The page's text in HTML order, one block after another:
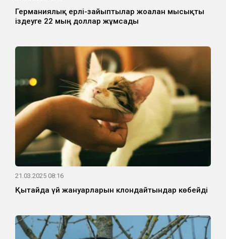
Германиялық ерлі-зайыптылар жоғалған мысықты
іздеуге 22 мың доллар жұмсады
21.03.2025 08:16
Қытайда үй жануарларын клондайтындар көбейді